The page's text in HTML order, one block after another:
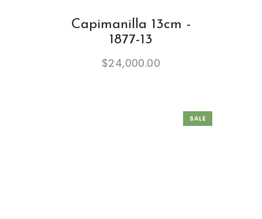
Capimanilla 13cm -
1877-13
$24,000.00
SALE